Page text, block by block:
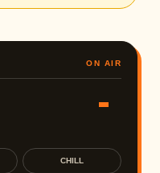
ON AIR
CHILL